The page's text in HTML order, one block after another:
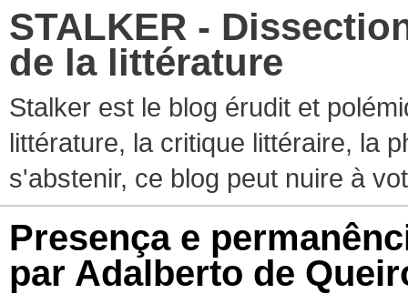
STALKER -
de la littérature
Stalker est le blog érudit et
littérature, la critique littéraire, la
s'abstenir, ce blog peut nuire à
Presença e
par Adalberto de